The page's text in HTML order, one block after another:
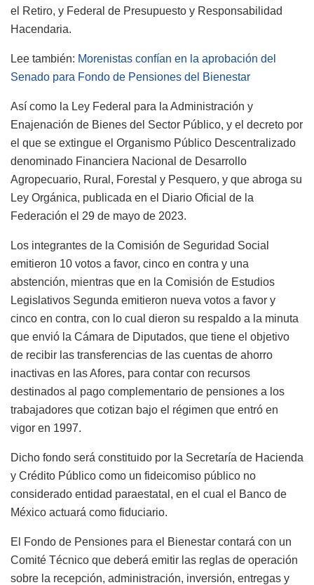
el Retiro, y Federal de Presupuesto y Responsabilidad
Hacendaria.
Lee también: Morenistas confían en la aprobación del
Senado para Fondo de Pensiones del Bienestar
Así como la Ley Federal para la Administración y
Enajenación de Bienes del Sector Público, y el decreto por
el que se extingue el Organismo Público Descentralizado
denominado Financiera Nacional de Desarrollo
Agropecuario, Rural, Forestal y Pesquero, y que abroga su
Ley Orgánica, publicada en el Diario Oficial de la
Federación el 29 de mayo de 2023.
Los integrantes de la Comisión de Seguridad Social
emitieron 10 votos a favor, cinco en contra y una
abstención, mientras que en la Comisión de Estudios
Legislativos Segunda emitieron nueva votos a favor y
cinco en contra, con lo cual dieron su respaldo a la minuta
que envió la Cámara de Diputados, que tiene el objetivo
de recibir las transferencias de las cuentas de ahorro
inactivas en las Afores, para contar con recursos
destinados al pago complementario de pensiones a los
trabajadores que cotizan bajo el régimen que entró en
vigor en 1997.
Dicho fondo será constituido por la Secretaría de Hacienda
y Crédito Público como un fideicomiso público no
considerado entidad paraestatal, en el cual el Banco de
México actuará como fiduciario.
El Fondo de Pensiones para el Bienestar contará con un
Comité Técnico que deberá emitir las reglas de operación
sobre la recepción, administración, inversión, entregas y